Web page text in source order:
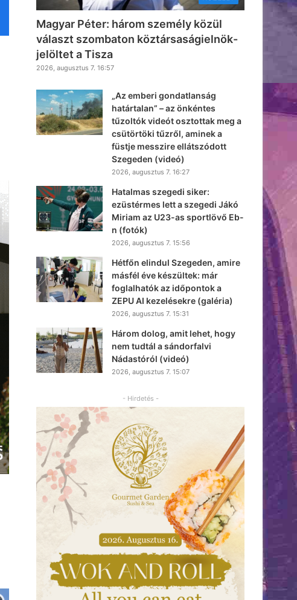
Magyar Péter: három személy közül
választ szombaton köztársaságielnök-
jelöltet a Tisza
2026, augusztus 7. 16:57
„Az emberi gondatlanság
határtalan” – az önkéntes
tűzoltók videót osztottak meg a
csütörtöki tűzről, aminek a
füstje messzire ellátszódott
Szegeden (videó)
2026, augusztus 7. 16:27
Hatalmas szegedi siker:
ezüstérmes lett a szegedi Jákó
Miriam az U23-as sportlövő Eb-
n (fotók)
2026, augusztus 7. 15:56
Hétfőn elindul Szegeden, amire
másfél éve készültek: már
foglalhatók az időpontok a
ZEPU AI kezelésekre (galéria)
2026, augusztus 7. 15:31
Három dolog, amit lehet, hogy
nem tudtál a sándorfalvi
Nádastóról (videó)
2026, augusztus 7. 15:07
- Hirdetés -